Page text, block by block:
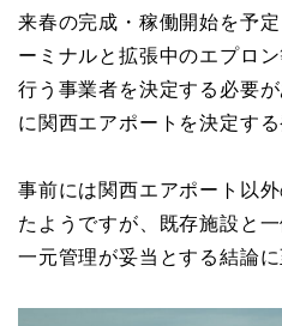
来春の完成・稼働開始を予
ーミナルと拡張中のエプロ
行う事業者を決定する必要
に関西エアポートを決定す
事前には関西エアポート以
たようですが、既存施設と
一元管理が妥当とする結論に